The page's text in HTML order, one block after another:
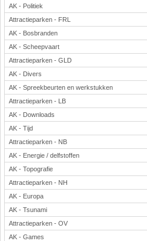
AK - Politiek
Attractieparken - FRL
AK - Bosbranden
AK - Scheepvaart
Attractieparken - GLD
AK - Divers
AK - Spreekbeurten en werkstukken
Attractieparken - LB
AK - Downloads
AK - Tijd
Attractieparken - NB
AK - Energie / delfstoffen
AK - Topografie
Attractieparken - NH
AK - Europa
AK - Tsunami
Attractieparken - OV
AK - Games